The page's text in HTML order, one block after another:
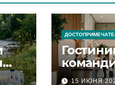
15 ИЮНЯ